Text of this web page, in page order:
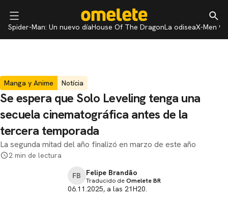
Spider-Man: Un nuevo díaHouse Of The DragonLa odiseaX-Men 97
Manga y Anime Notícia
Se espera que Solo Leveling tenga una
secuela cinematográfica antes de la
tercera temporada
La segunda mitad del año finalizó en marzo de este año
2 min de lectura
FB Felipe Brandão
Traducido deOmelete BR
06.11.2025, a las 21H20.